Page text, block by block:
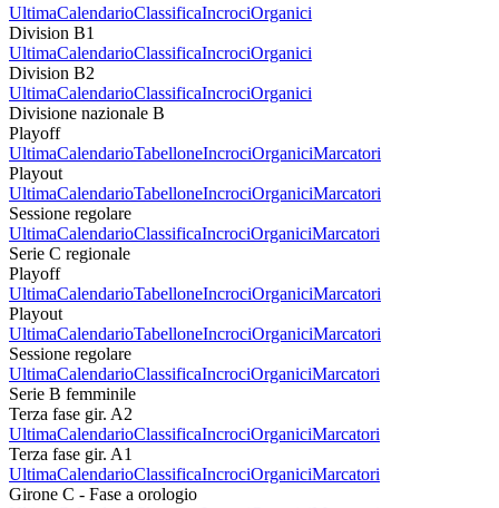
UltimaCalendarioClassificaIncrociOrganici
Division B1
UltimaCalendarioClassificaIncrociOrganici
Division B2
UltimaCalendarioClassificaIncrociOrganici
Divisione nazionale B
Playoff
UltimaCalendarioTabelloneIncrociOrganiciMarcatori
Playout
UltimaCalendarioTabelloneIncrociOrganiciMarcatori
Sessione regolare
UltimaCalendarioClassificaIncrociOrganiciMarcatori
Serie C regionale
Playoff
UltimaCalendarioTabelloneIncrociOrganiciMarcatori
Playout
UltimaCalendarioTabelloneIncrociOrganiciMarcatori
Sessione regolare
UltimaCalendarioClassificaIncrociOrganiciMarcatori
Serie B femminile
Terza fase gir. A2
UltimaCalendarioClassificaIncrociOrganiciMarcatori
Terza fase gir. A1
UltimaCalendarioClassificaIncrociOrganiciMarcatori
Girone C - Fase a orologio